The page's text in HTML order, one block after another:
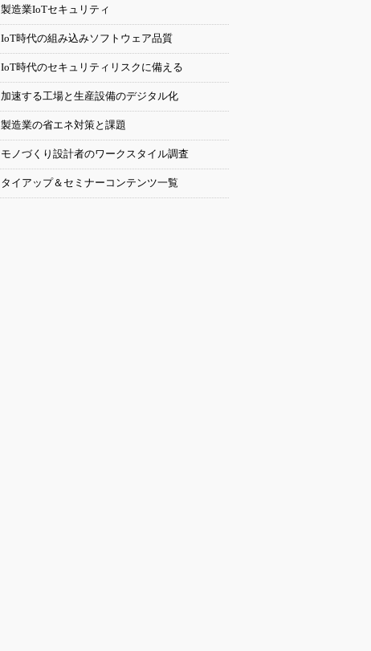
製造業IoTセキュリティ
IoT時代の組み込みソフトウェア品質
IoT時代のセキュリティリスクに備える
加速する工場と生産設備のデジタル化
製造業の省エネ対策と課題
モノづくり設計者のワークスタイル調査
タイアップ＆セミナーコンテンツ一覧